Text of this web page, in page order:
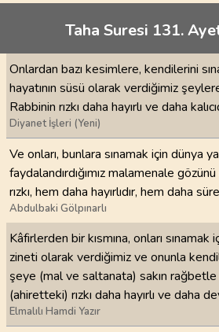
Taha Suresi 131.
Onlardan bazı kesimlere, kendilerini
hayatının süsü olarak verdiğimiz
Rabbinin rızkı daha hayırlı ve daha
Diyanet İşleri (Yeni)
Ve onları, bunlara sınamak için dünya
faydalandırdığımız malamenale
rızkı, hem daha hayırlıdır, hem daha
Abdulbaki Gölpınarlı
Kâfirlerden bir kısmına, onları sınamak
zineti olarak verdiğimiz ve onunla
şeye (mal ve saltanata) sakın
(ahiretteki) rızkı daha hayırlı ve daha
Elmalılı Hamdi Yazır